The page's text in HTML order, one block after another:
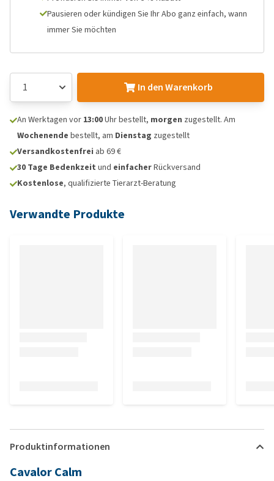
Pausieren oder kündigen Sie Ihr Abo ganz einfach, wann
immer Sie möchten
In den Warenkorb
An Werktagen vor 13:00Uhr bestellt, morgen zugestellt. Am
Wochenende bestellt, am Dienstag zugestellt
Versandkostenfrei ab 69 €
30 Tage Bedenkzeit und einfacherRückversand
Kostenlose, qualifizierte Tierarzt-Beratung
Verwandte Produkte
Produktinformationen
Cavalor Calm